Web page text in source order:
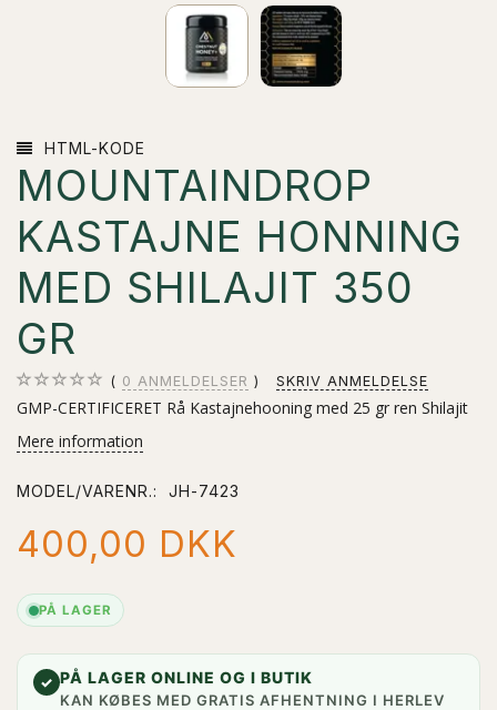
HTML-KODE
MOUNTAINDROP
KASTAJNE HONNING
MED SHILAJIT 350
GR
0 ANMELDELSER SKRIV ANMELDELSE
GMP-CERTIFICERET Rå Kastajnehooning med 25 gr ren Shilajit
Mere information
MODEL/VARENR.: JH-7423
400,00 DKK
PÅ LAGER
✓ PÅ LAGER ONLINE OG I BUTIK
KAN KØBES MED GRATIS AFHENTNING I HERLEV